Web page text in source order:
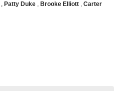
, Patty Duke , Brooke Elliott , Carter